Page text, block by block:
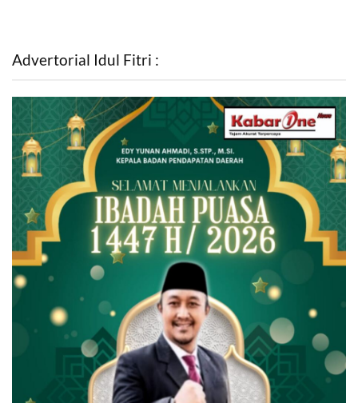
Advertorial Idul Fitri :